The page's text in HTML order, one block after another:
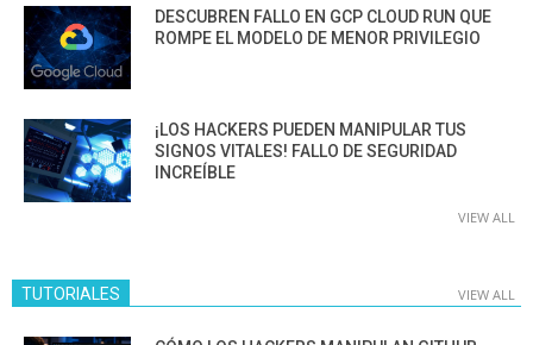
DESCUBREN FALLO EN GCP CLOUD RUN QUE
ROMPE EL MODELO DE MENOR PRIVILEGIO
¡LOS HACKERS PUEDEN MANIPULAR TUS
SIGNOS VITALES! FALLO DE SEGURIDAD
INCREÍBLE
VIEW ALL
TUTORIALES VIEW ALL